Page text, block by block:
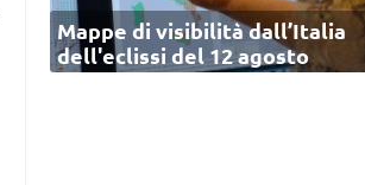
Mappe di visibilità dall’Italia
dell'eclissi del 12 agosto